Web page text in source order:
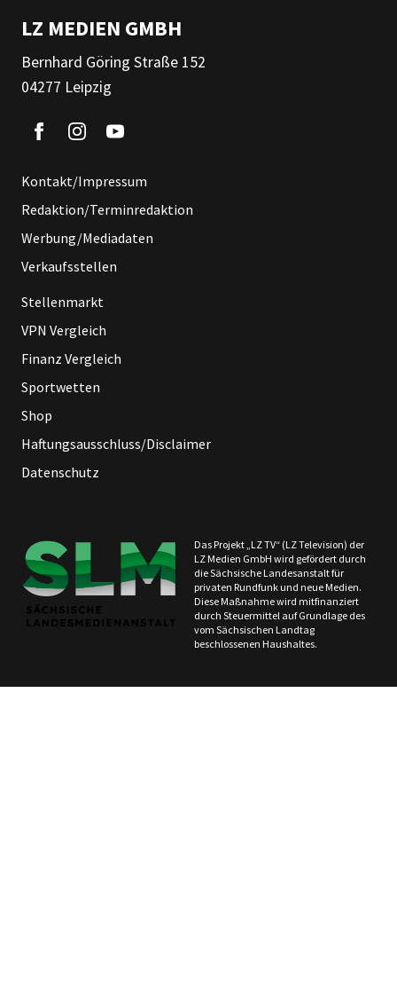
LZ MEDIEN GMBH
Bernhard Göring Straße 152
04277 Leipzig
Kontakt/Impressum
Redaktion/Terminredaktion
Werbung/Mediadaten
Verkaufsstellen
Stellenmarkt
VPN Vergleich
Finanz Vergleich
Sportwetten
Shop
Haftungsausschluss/Disclaimer
Datenschutz
Das Projekt „LZ TV“ (LZ Television) der
LZ Medien GmbH wird gefördert durch
die Sächsische Landesanstalt für
privaten Rundfunk und neue Medien.
Diese Maßnahme wird mitfinanziert
durch Steuermittel auf Grundlage des
vom Sächsischen Landtag
beschlossenen Haushaltes.